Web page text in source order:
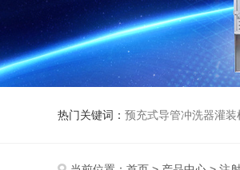
热门关键词： 预充式导管冲洗器灌